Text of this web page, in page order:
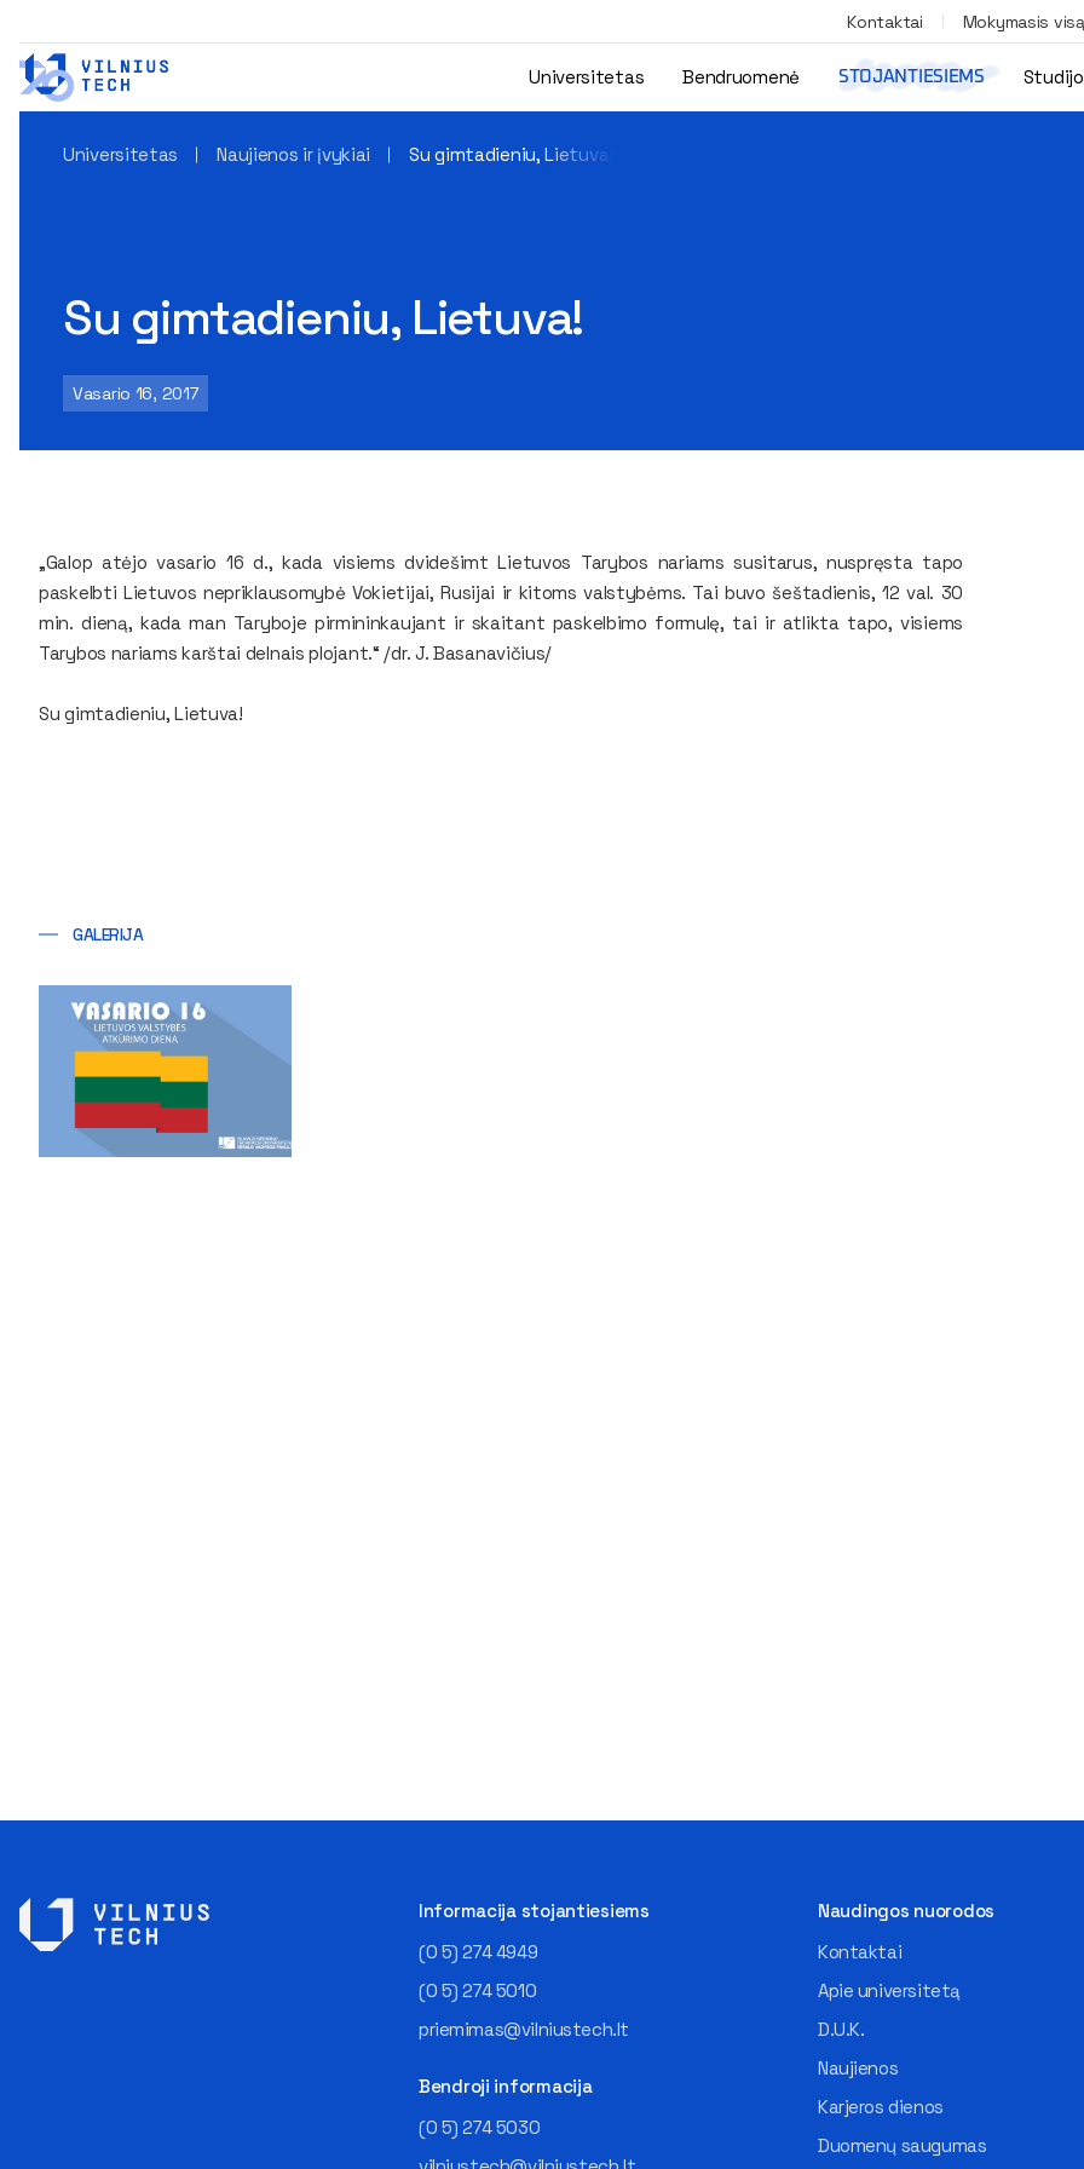
Kontaktai Mokymasis
Universitetas Bendruomenė STOJANTIESIEMS
Universitetas Naujienos ir įvykiai Su gimtadieniu, Lietuva!
Su gimtadieniu, Lietuva!
Vasario 16, 2017
„Galop atėjo vasario 16 d., kada visiems dvidešimt Lietuvos Tarybos nariams susitarus, nuspręsta tapo
paskelbti Lietuvos nepriklausomybė Vokietijai, Rusijai ir kitoms valstybėms. Tai buvo šeštadienis, 12 val. 30
min. dieną, kada man Taryboje pirmininkaujant ir skaitant paskelbimo formulę, tai ir atlikta tapo, visiems
Tarybos nariams karštai delnais plojant.“ /dr. J. Basanavičius/
Su gimtadieniu, Lietuva!
GALERIJA
Informacija stojantiesiems
(0 5) 274 4949
(0 5) 274 5010
priemimas@vilniustech.lt
Bendroji informacija
(0 5) 274 5030
Naudingos nuorodos
Kontaktai
Apie universitetą
D.U.K.
Naujienos
Karjeros dienos
Duomenų saugumas